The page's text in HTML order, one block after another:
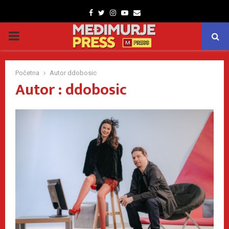
Facebook
TwitterInstagram
Youtube
Email
PRIMARY
MENU
Početna Autor ddobosic
Autor :ddobosic